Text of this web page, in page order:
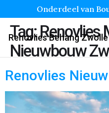
Onderdeel van
Renovlies Behang Zwolle
Tag:Renovlies
Nieuwbouw
Renovlies